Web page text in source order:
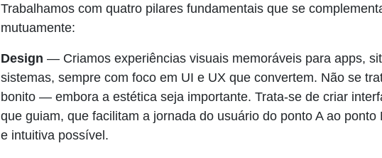
Trabalhamos com quatro pilares fundamentais que se
mutuamente:
Design — Criamos experiências visuais memoráveis para apps,
sistemas, sempre com foco em UI e UX que convertem. Não se
bonito — embora a estética seja importante. Trata-se de criar
que guiam, que facilitam a jornada do usuário do ponto A ao ponto
e intuitiva possível.